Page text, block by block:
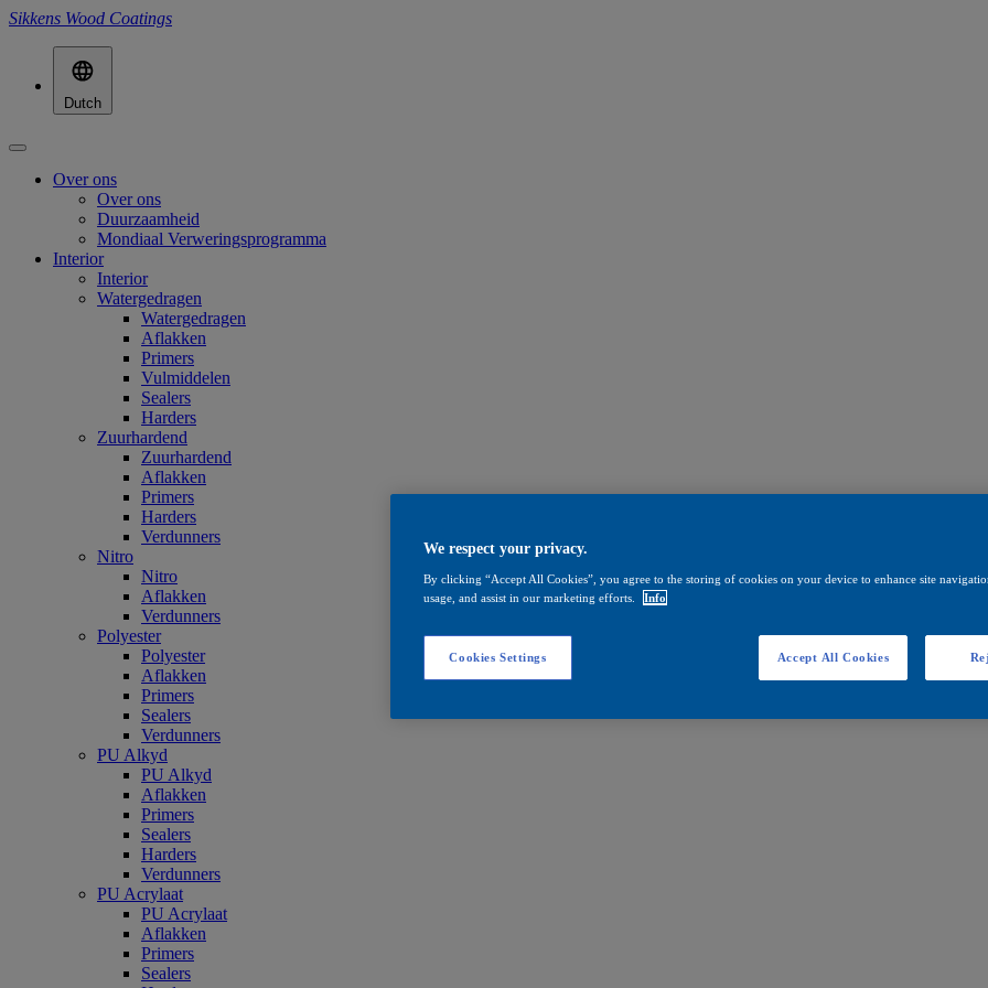
Sikkens Wood Coatings
Dutch
Over ons
Over ons
Duurzaamheid
Mondiaal Verweringsprogramma
Interior
Interior
Watergedragen
Watergedragen
Aflakken
Primers
Vulmiddelen
Sealers
Harders
Zuurhardend
Zuurhardend
Aflakken
Primers
Harders
Verdunners
Nitro
Nitro
Aflakken
Verdunners
Polyester
Polyester
Aflakken
Primers
Sealers
Verdunners
PU Alkyd
PU Alkyd
Aflakken
Primers
Sealers
Harders
Verdunners
PU Acrylaat
PU Acrylaat
Aflakken
Primers
Sealers
We respect your privacy.
By clicking “Accept All Cookies”, you agree to the storing of cookies on your device to enhance site
usage, and assist in our marketing efforts.
Info
Cookies Settings Accept All Cookies